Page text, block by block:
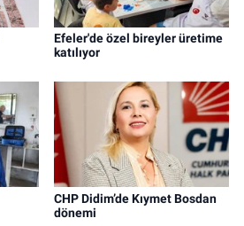
Efeler'de özel bireyler üretime
katılıyor
CHP Didim’de Kıymet Bosdan
dönemi